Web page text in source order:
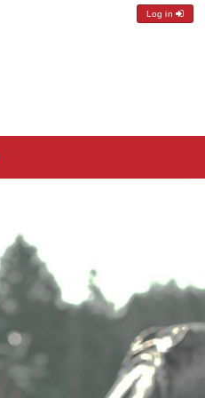
Log in